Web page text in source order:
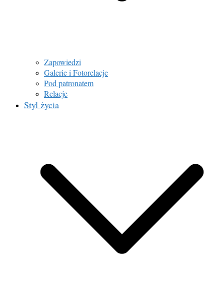
Zapowiedzi
Galerie i Fotorelacje
Pod patronatem
Relacje
Styl życia